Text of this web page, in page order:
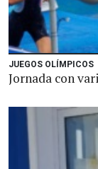
JUEGOS OLÍMPICOS
Jornada con